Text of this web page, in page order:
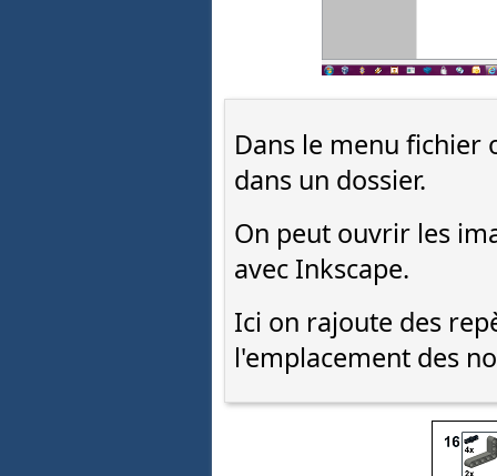
Dans le menu fichier
dans un dossier.
On peut ouvrir les
avec Inkscape.
Ici on rajoute des
l'emplacement des